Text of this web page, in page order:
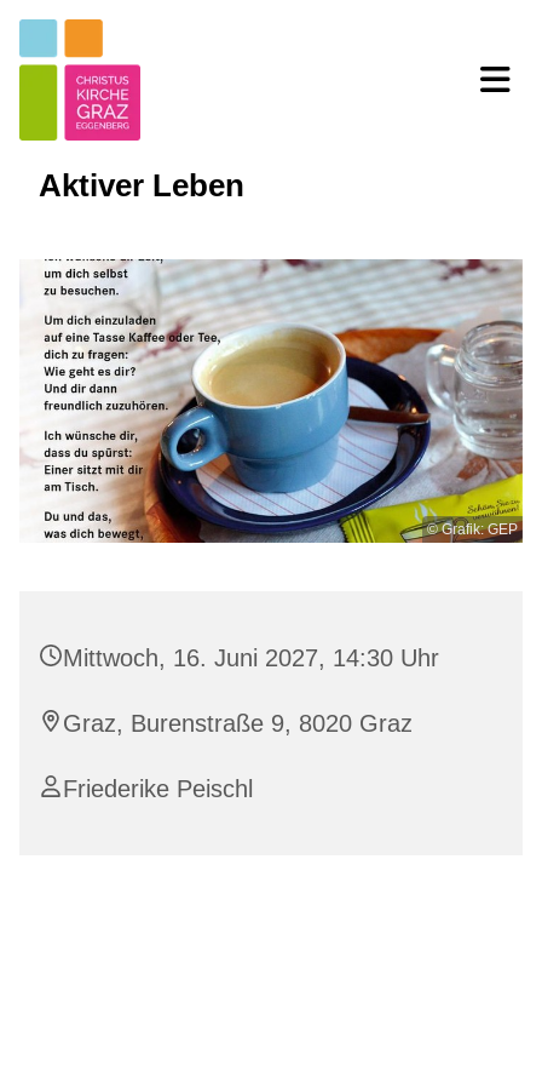
Aktiver Leben
© Grafik: GEP
Mittwoch, 16. Juni 2027, 14:30 Uhr
Graz, Burenstraße 9, 8020 Graz
Friederike Peischl